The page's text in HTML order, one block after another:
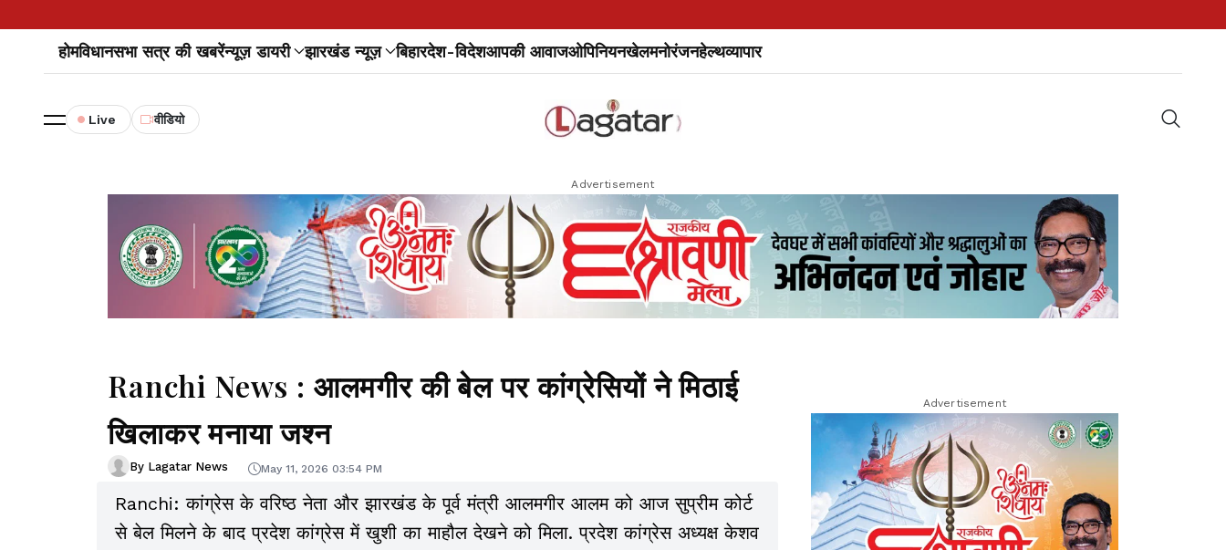
होमविधानसभा सत्र की खबरेंन्यूज़ डायरी झारखंड न्यूज़ बिहारदेश-विदेशआपकी आवाजओपिनियनखेलमनोरंजनहेल्थव्यापार
Live वीडियो
Advertisement
Ranchi News : आलमगीर की बेल पर कांग्रेसियों ने मिठाई
खिलाकर मनाया जश्न
By Lagatar News May 11, 2026 03:54 PM
Ranchi: कांग्रेस के वरिष्ठ नेता और झारखंड के पूर्व मंत्री आलमगीर आलम को आज सुप्रीम कोर्ट
से बेल मिलने के बाद प्रदेश कांग्रेस में खुशी का माहौल देखने को मिला. प्रदेश कांग्रेस अध्यक्ष केशव
Advertisement